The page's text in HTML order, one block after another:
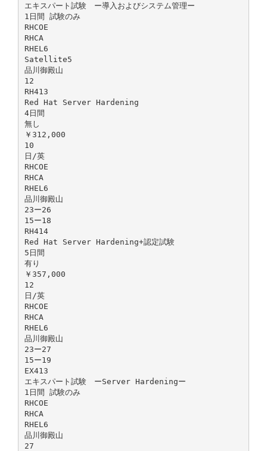
エキスパート試験 ー導入およびシステム管理ー
1日間 試験のみ
RHCOE
RHCA
RHEL6
Satellite5
品川御殿山
12
RH413
Red Hat Server Hardening
4日間
無し
￥312,000
10
日/英
RHCOE
RHCA
RHEL6
品川御殿山
23ー26
15ー18
RH414
Red Hat Server Hardening+認定試験
5日間
有り
￥357,000
12
日/英
RHCOE
RHCA
RHEL6
品川御殿山
23ー27
15ー19
EX413
エキスパート試験 ーServer Hardeningー
1日間 試験のみ
RHCOE
RHCA
RHEL6
品川御殿山
27